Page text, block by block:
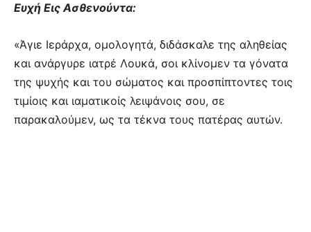
Ευχή Εις Ασθενούντα:
«Άγιε Ιεράρχα, ομολογητά, διδάσκαλε της αληθείας
και ανάργυρε ιατρέ Λουκά, σοι κλίνομεν τα γόνατα
της ψυχής και του σώματος και προσπίπτοντες τοις
τιμίοις και ιαματικοίς λειψάνοις σου, σε
παρακαλούμεν, ως τα τέκνα τους πατέρας αυτών.